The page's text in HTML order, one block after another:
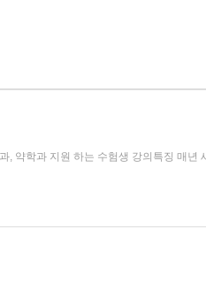
학과 지원 하는 수험생 강의특징 매년